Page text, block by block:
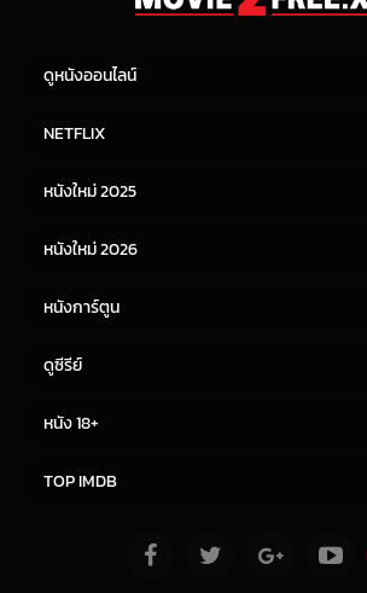
ดูหนังออนไลน์
หนังจีน
NETFLIX
หนังใหม่ 2025
หนังใหม่ 2026
หนังการ์ตูน
ดูซีรีย์
หนัง 18+
TOP IMDB